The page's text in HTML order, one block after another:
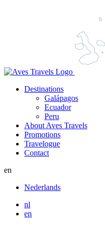
Destinations
Galápagos
Ecuador
Peru
About Aves Travels
Promotions
Travelogue
Contact
en
Nederlands
nl
en